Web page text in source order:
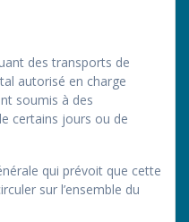
des transports de
autorisé en charge
soumis à des
certains jours ou de
qui prévoit que cette
sur l’ensemble du